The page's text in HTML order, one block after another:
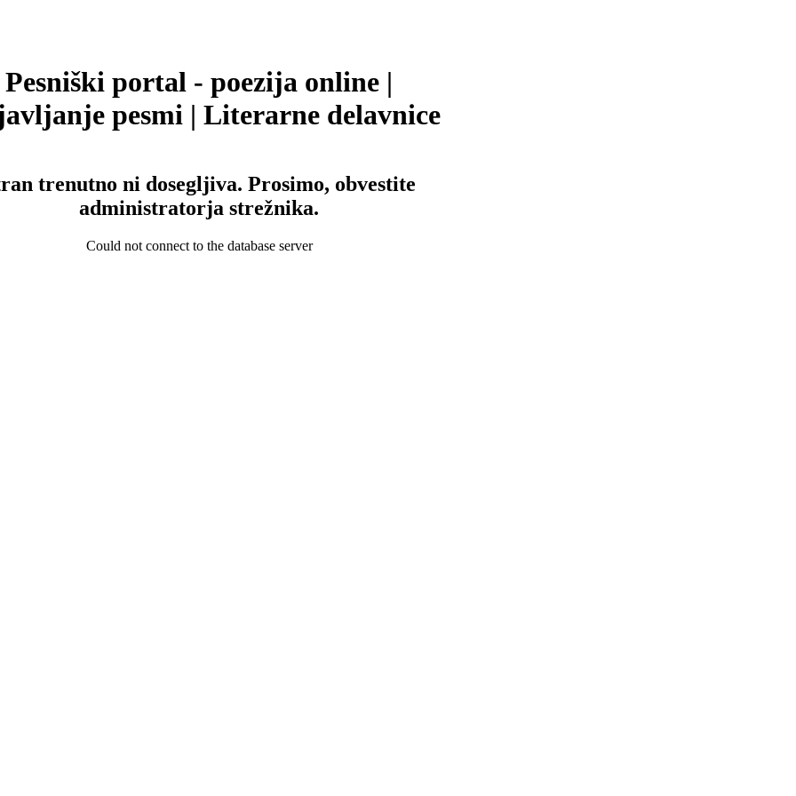
Pesniški portal - poezija online |
pesmi | Literarne delavnice
trenutno ni dosegljiva. Prosimo, obvestite
administratorja strežnika.
Could not connect to the database server